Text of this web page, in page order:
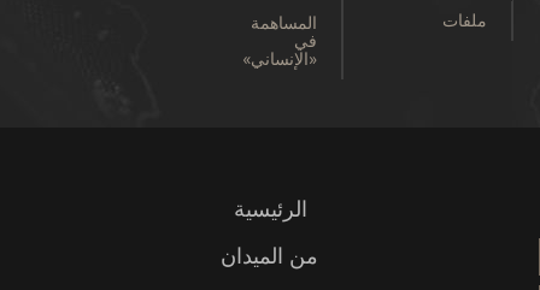
ملفات
المساهمة
في
«الإنساني»
الرئيسية
من الميدان